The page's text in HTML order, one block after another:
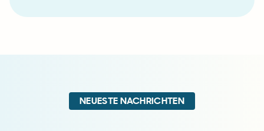
NEUESTE NACHRICHTEN